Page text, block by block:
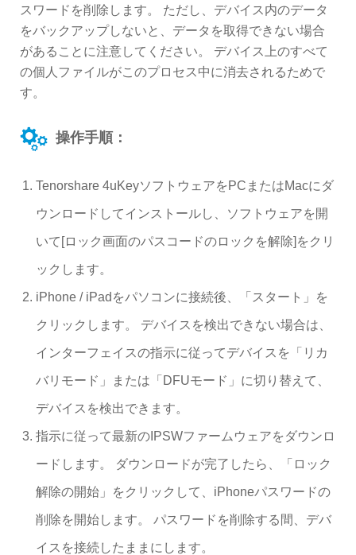
スワードを削除します。 ただし、デバイス内のデータ
をバックアップしないと、データを取得できない場合
があることに注意してください。 デバイス上のすべて
の個人ファイルがこのプロセス中に消去されるためで
す。
操作手順：
Tenorshare 4uKeyソフトウェアをPCまたはMacにダ
ウンロードしてインストールし、ソフトウェアを開
いて[ロック画面のパスコードのロックを解除]をクリ
ックします。
iPhone / iPadをパソコンに接続後、「スタート」を
クリックします。 デバイスを検出できない場合は、
インターフェイスの指示に従ってデバイスを「リカ
バリモード」または「DFUモード」に切り替えて、
デバイスを検出できます。
指示に従って最新のIPSWファームウェアをダウンロ
ードします。 ダウンロードが完了したら、「ロック
解除の開始」をクリックして、iPhoneパスワードの
削除を開始します。 パスワードを削除する間、デバ
イスを接続したままにします。